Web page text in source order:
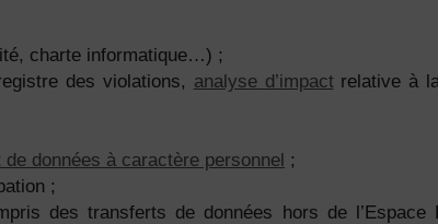
charte informatique…) ;
des violations, analyse d’impactrelative à
de données à caractère personnel ;
;
des transferts de données hors de l’Espace